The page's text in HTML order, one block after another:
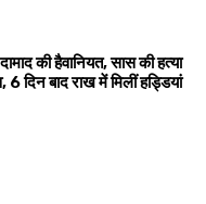
की हैवानियत, सास की हत्या
दिन बाद राख में मिलीं हड्डियां